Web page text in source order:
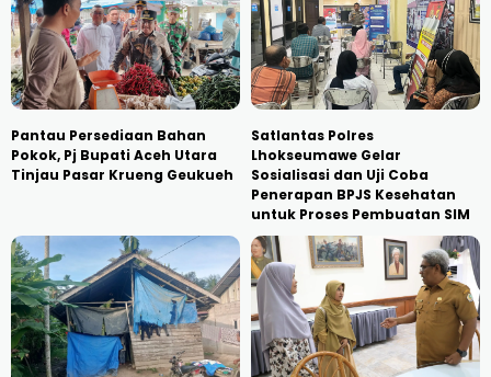
Pantau Persediaan Bahan
Pokok, Pj Bupati Aceh Utara
Tinjau Pasar Krueng Geukueh
Satlantas Polres
Lhokseumawe Gelar
Sosialisasi dan Uji Coba
Penerapan BPJS Kesehatan
untuk Proses Pembuatan SIM